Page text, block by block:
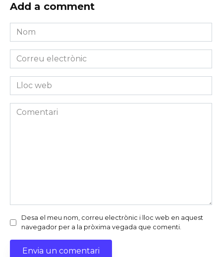
Add a comment
Nom
*
Correu
electrònic
*Lloc
web
Comentari
Desa el meu nom, correu electrònic i lloc web en aquest
navegador per a la pròxima vegada que comenti.